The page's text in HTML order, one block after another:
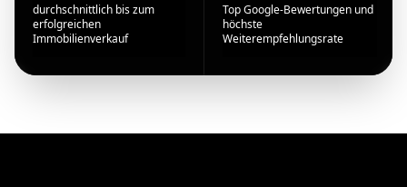
durchschnittlich bis zum
erfolgreichen
Immobilienverkauf
Top Google-Bewertungen und
höchste
Weiterempfehlungsrate